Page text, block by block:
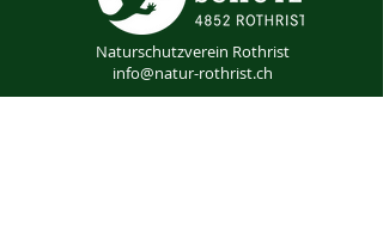
Naturschutzverein Rothrist
info@natur-rothrist.ch